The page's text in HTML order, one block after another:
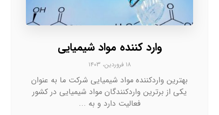
وارد کننده مواد شیمیایی
۱۸ فروردین، ۱۴۰۳
بهترین واردکننده مواد شیمیایی شرکت ما به عنوان
یکی از برترین واردکنندگان مواد شیمیایی در کشور
فعالیت دارد و به ...